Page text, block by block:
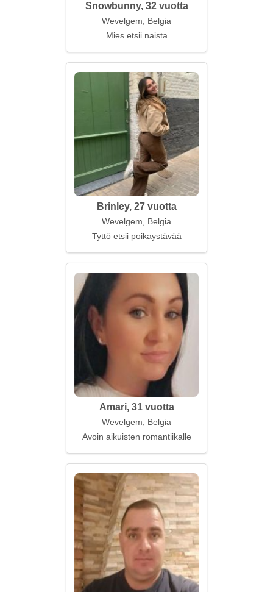
Snowbunny, 32 vuotta
Wevelgem, Belgia
Mies etsii naista
Brinley, 27 vuotta
Wevelgem, Belgia
Tyttö etsii poikaystävää
Amari, 31 vuotta
Wevelgem, Belgia
Avoin aikuisten romantiikalle